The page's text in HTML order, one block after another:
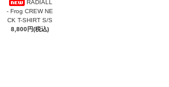
RADIALL
- Frog CREW NE
CK T-SHIRT S/S
8,800円(税込)